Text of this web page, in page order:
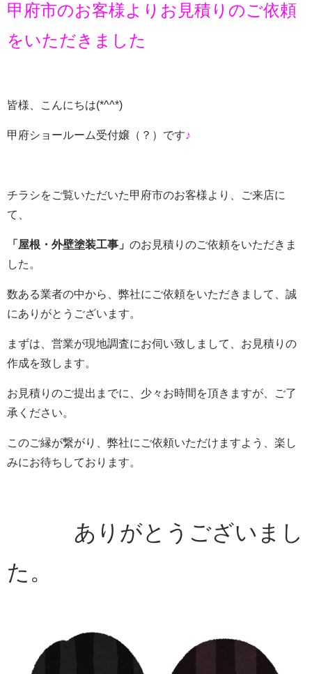
甲府市のお客様よりお見積りのご依頼
をいただきました
皆様、こんにちは(*^^*)
甲府ショールーム受付嬢（？）です♪
チラシをご覧いただいた甲府市のお客様より、ご来店に
て、
「屋根・外壁塗装工事」 のお見積りのご依頼をいただきま
した。
数ある業者の中から、弊社にご依頼をいただきまして、誠
にありがとうございます。
まずは、営業が現地調査にお伺い致しまして、お見積りの
作成を致します。
お見積りのご提出までに、少々お時間を頂きますが、ご了
承ください。
このご縁が繋がり、弊社にご依頼いただけますよう、楽し
みにお待ちしております。
ありがとうございまし
た。